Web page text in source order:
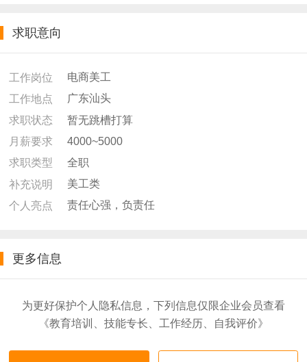
求职意向
工作岗位
电商美工
工作地点
广东汕头
求职状态
暂无跳槽打算
月薪要求
4000~5000
求职类型
全职
补充说明
美工类
个人亮点
责任心强，负责任
更多信息
为更好保护个人隐私信息，下列信息仅限企业会员查看
《教育培训、技能专长、工作经历、自我评价》